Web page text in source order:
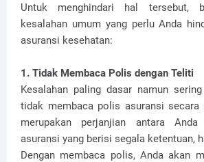
Untuk menghindari hal tersebut,
kesalahan umum yang perlu Anda
asuransi kesehatan:
1. Tidak Membaca Polis dengan Teliti
Kesalahan paling dasar namun
tidak membaca polis asuransi secara
merupakan perjanjian antara Anda
asuransi yang berisi segala ketentuan,
Dengan membaca polis, Anda akan